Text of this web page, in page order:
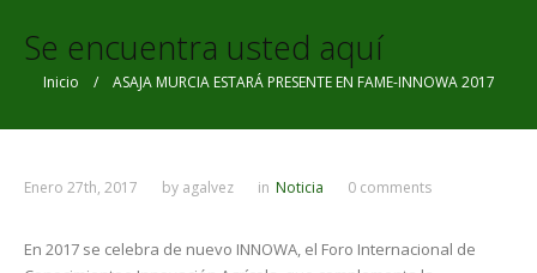
Se encuentra usted aquí
Inicio / ASAJA MURCIA ESTARÁ PRESENTE EN FAME-INNOWA 2017
Enero 27th, 2017 by agalvez in Noticia 0 comments
En 2017 se celebra de nuevo INNOWA, el Foro Internacional de